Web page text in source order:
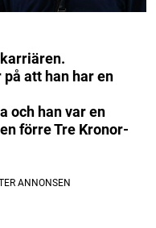
att han har en
och han var en
förre Tre Kronor-